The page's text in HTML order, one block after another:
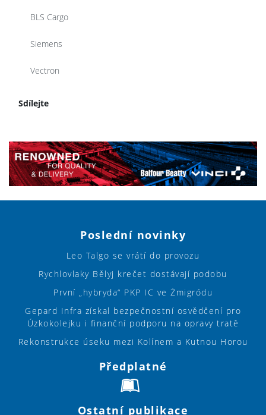
BLS Cargo
Siemens
Vectron
Sdílejte
Poslední novinky
Leo Talgo se vrátí do provozu
Rychlovlaky Bělyj krečet dostávají podobu
První „hybryda“ PKP IC ve Żmigródu
Gepard Infra získal bezpečnostní osvědčení pro
Úzkokolejku i finanční podporu na opravy tratě
Rekonstrukce úseku mezi Kolínem a Kutnou Horou
Předplatné
Ostatní publikace